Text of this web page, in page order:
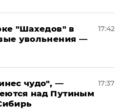
"Шахедов" в
увольнения —
17:42
чудо", —
над Путиным
17:37